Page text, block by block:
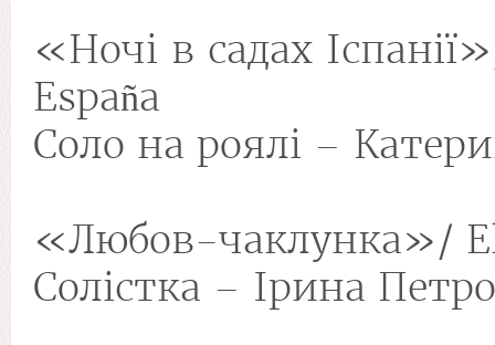
«Ночі в садах
España
Соло на роялі –
«Любов-чаклунка»/
Солістка – Ірина